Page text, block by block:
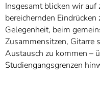
Insgesamt blicken wir auf
bereichernden
Gelegenheit, beim
Zusammensitzen, Gitarre
Austausch zu kommen –
Studiengangsgrenzen